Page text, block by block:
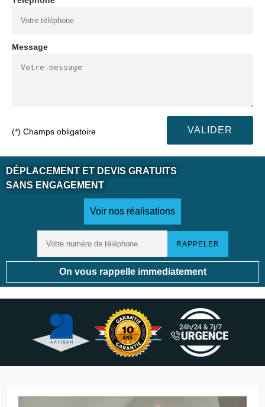
Message
(*) Champs obligatoire
DÉPLACEMENT ET DEVIS GRATUITS
SANS ENGAGEMENT
Voir nos réalisations
On vous rappelle immediatement